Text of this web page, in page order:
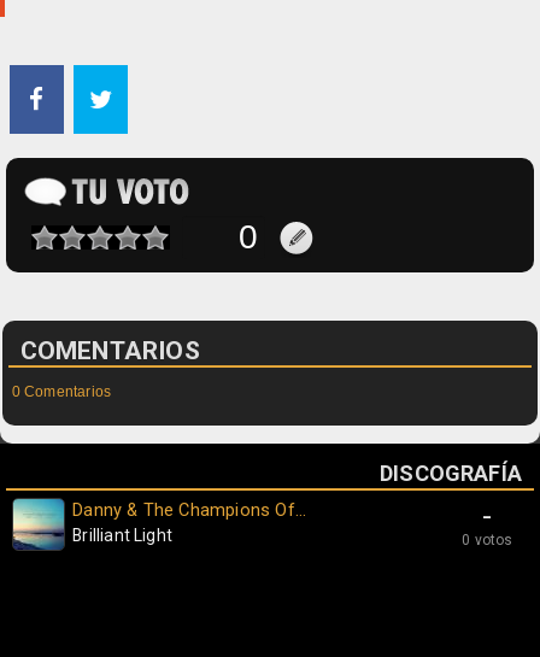
COMENTARIOS
0 Comentarios
DISCOGRAFÍA
-
0 votos
Danny & The Champions Of...
Brilliant Light